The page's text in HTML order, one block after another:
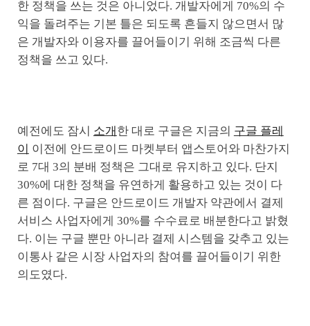
한 정책을 쓰는 것은 아니었다. 개발자에게 70%의 수
익을 돌려주는 기본 틀은 되도록 흔들지 않으면서 많
은 개발자와 이용자를 끌어들이기 위해 조금씩 다른
정책을 쓰고 있다.
예전에도 잠시 소개 한 대로 구글은 지금의 구글 플레
이 이전에 안드로이드 마켓부터 앱스토어와 마찬가지
로 7대 3의 분배 정책은 그대로 유지하고 있다. 단지
30%에 대한 정책을 유연하게 활용하고 있는 것이 다
른 점이다. 구글은 안드로이드 개발자 약관에서 결제
서비스 사업자에게 30%를 수수료로 배분한다고 밝혔
다. 이는 구글 뿐만 아니라 결제 시스템을 갖추고 있는
이통사 같은 시장 사업자의 참여를 끌어들이기 위한
의도였다.